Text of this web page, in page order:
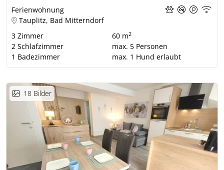
Ferienwohnung
Tauplitz, Bad Mitterndorf
3 Zimmer
2 Schlafzimmer
1 Badezimmer
60 m2
max. 5 Personen
max. 1 Hund erlaubt
18 Bilder